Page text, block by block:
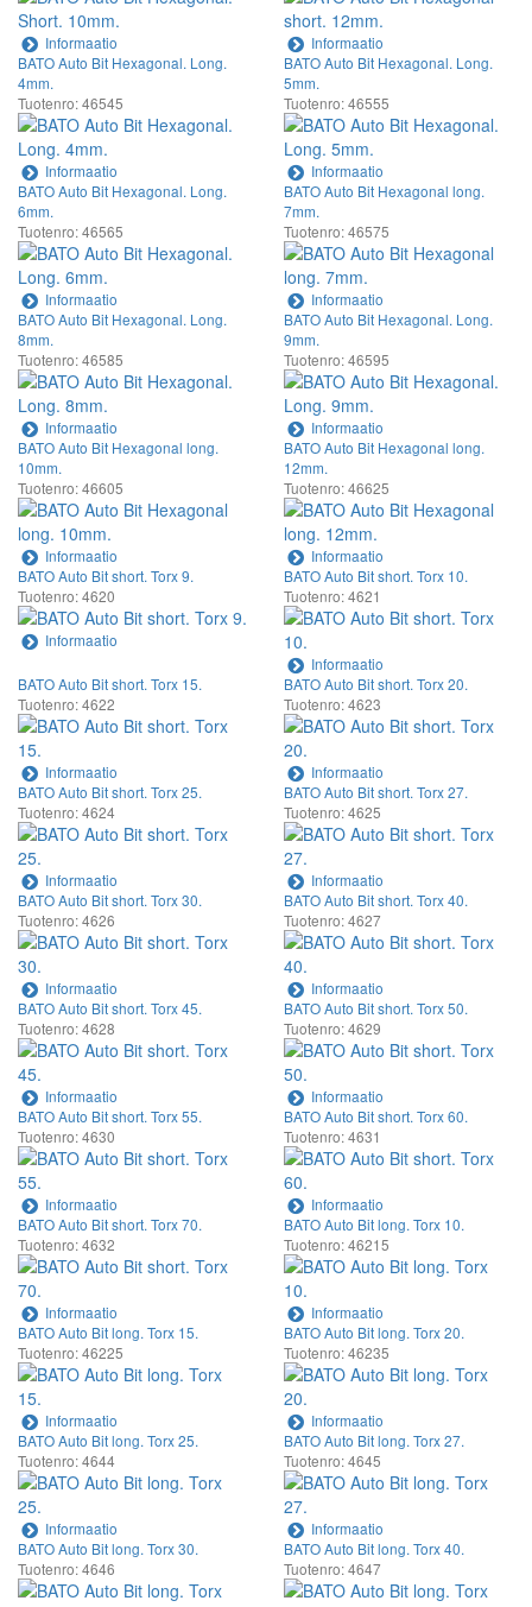
Informaatio
Informaatio
BATO Auto Bit Hexagonal. Long.
4mm.
Tuotenro: 46545
Informaatio
BATO Auto Bit Hexagonal. Long.
5mm.
Tuotenro: 46555
Informaatio
BATO Auto Bit Hexagonal. Long.
6mm.
Tuotenro: 46565
Informaatio
BATO Auto Bit Hexagonal long.
7mm.
Tuotenro: 46575
Informaatio
BATO Auto Bit Hexagonal. Long.
8mm.
Tuotenro: 46585
Informaatio
BATO Auto Bit Hexagonal. Long.
9mm.
Tuotenro: 46595
Informaatio
BATO Auto Bit Hexagonal long.
10mm.
Tuotenro: 46605
Informaatio
BATO Auto Bit Hexagonal long.
12mm.
Tuotenro: 46625
Informaatio
BATO Auto Bit short. Torx 9.
Tuotenro: 4620
Informaatio
BATO Auto Bit short. Torx 10.
Tuotenro: 4621
Informaatio
BATO Auto Bit short. Torx 15.
Tuotenro: 4622
Informaatio
BATO Auto Bit short. Torx 20.
Tuotenro: 4623
Informaatio
BATO Auto Bit short. Torx 25.
Tuotenro: 4624
Informaatio
BATO Auto Bit short. Torx 27.
Tuotenro: 4625
Informaatio
BATO Auto Bit short. Torx 30.
Tuotenro: 4626
Informaatio
BATO Auto Bit short. Torx 40.
Tuotenro: 4627
Informaatio
BATO Auto Bit short. Torx 45.
Tuotenro: 4628
Informaatio
BATO Auto Bit short. Torx 50.
Tuotenro: 4629
Informaatio
BATO Auto Bit short. Torx 55.
Tuotenro: 4630
Informaatio
BATO Auto Bit short. Torx 60.
Tuotenro: 4631
Informaatio
BATO Auto Bit short. Torx 70.
Tuotenro: 4632
Informaatio
BATO Auto Bit long. Torx 10.
Tuotenro: 46215
Informaatio
BATO Auto Bit long. Torx 15.
Tuotenro: 46225
Informaatio
BATO Auto Bit long. Torx 20.
Tuotenro: 46235
Informaatio
BATO Auto Bit long. Torx 25.
Tuotenro: 4644
Informaatio
BATO Auto Bit long. Torx 27.
Tuotenro: 4645
Informaatio
BATO Auto Bit long. Torx 30.
Tuotenro: 4646
BATO Auto Bit long. Torx 40.
Tuotenro: 4647